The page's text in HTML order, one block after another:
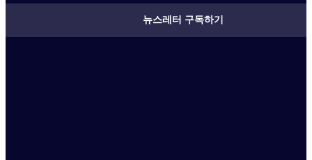
뉴스레터 구독하기